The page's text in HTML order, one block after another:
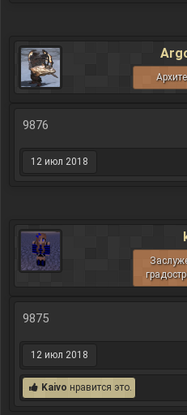
9876
12 июл 2018
9875
12 июл 2018
Kaivo нравится это.